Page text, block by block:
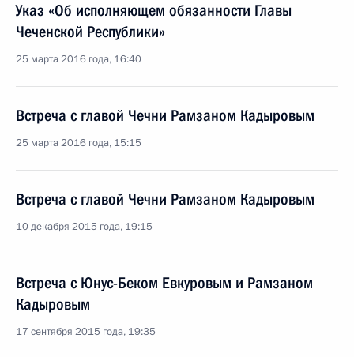
Указ «Об исполняющем обязанности Главы
Чеченской Республики»
25 марта 2016 года, 16:40
Встреча с главой Чечни Рамзаном Кадыровым
25 марта 2016 года, 15:15
Встреча с главой Чечни Рамзаном Кадыровым
10 декабря 2015 года, 19:15
Встреча с Юнус-Беком Евкуровым и Рамзаном
Кадыровым
17 сентября 2015 года, 19:35